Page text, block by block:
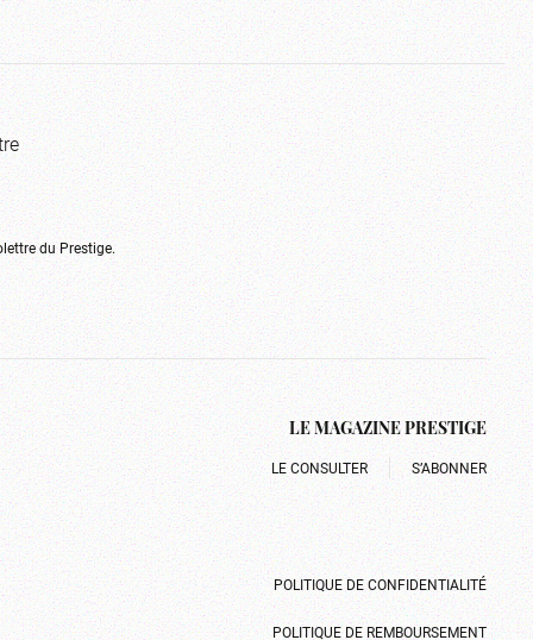
du Prestige.
LE MAGAZINE PRESTIGE
LE CONSULTER S’ABONNER
POLITIQUE DE CONFIDENTIALITÉ
POLITIQUE DE REMBOURSEMENT